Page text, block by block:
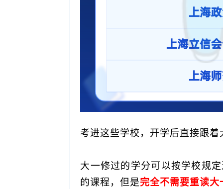
考进这些学校，开学后直接跟
大一修过的学分可以按学校规
的课程，但是完全不需要重读大